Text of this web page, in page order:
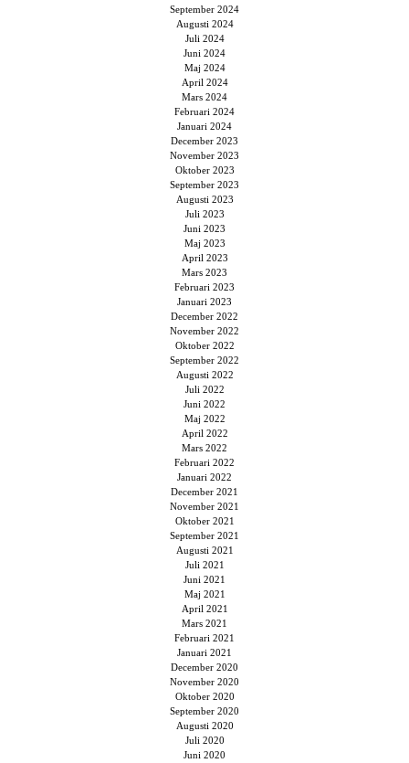
September 2024
Augusti 2024
Juli 2024
Juni 2024
Maj 2024
April 2024
Mars 2024
Februari 2024
Januari 2024
December 2023
November 2023
Oktober 2023
September 2023
Augusti 2023
Juli 2023
Juni 2023
Maj 2023
April 2023
Mars 2023
Februari 2023
Januari 2023
December 2022
November 2022
Oktober 2022
September 2022
Augusti 2022
Juli 2022
Juni 2022
Maj 2022
April 2022
Mars 2022
Februari 2022
Januari 2022
December 2021
November 2021
Oktober 2021
September 2021
Augusti 2021
Juli 2021
Juni 2021
Maj 2021
April 2021
Mars 2021
Februari 2021
Januari 2021
December 2020
November 2020
Oktober 2020
September 2020
Augusti 2020
Juli 2020
Juni 2020